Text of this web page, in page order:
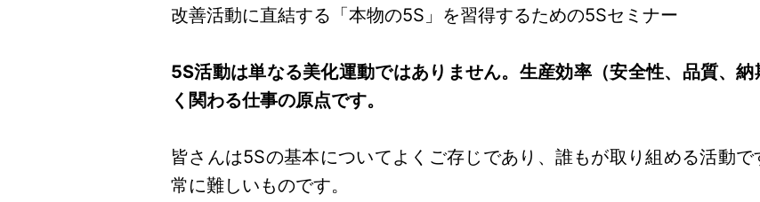
改善活動に直結する「本物の5S」を習得するための5Sセミナー
5S活動は単なる美化運動ではありません。生産効率（安全性、品質、
く関わる仕事の原点です。
皆さんは5Sの基本についてよくご存じであり、誰もが取り組める活動
常に難しいものです。